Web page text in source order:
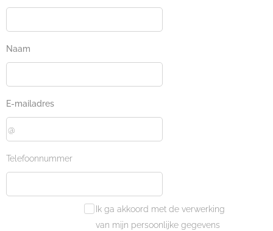
Naam
E-mailadres
Telefoonnummer
Ik ga akkoord met de verwerking
van mijn persoonlijke gegevens